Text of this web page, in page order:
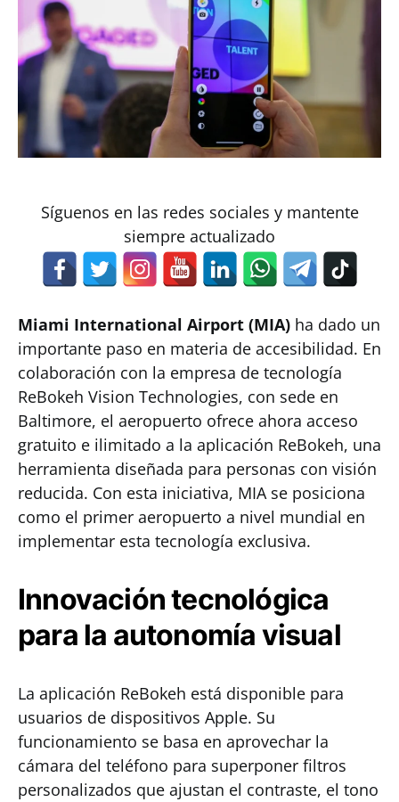
Síguenos en las redes sociales y mantente
siempre actualizado
Miami International Airport (MIA) ha dado un
importante paso en materia de accesibilidad. En
colaboración con la empresa de tecnología
ReBokeh Vision Technologies, con sede en
Baltimore, el aeropuerto ofrece ahora acceso
gratuito e ilimitado a la aplicación ReBokeh, una
herramienta diseñada para personas con visión
reducida. Con esta iniciativa, MIA se posiciona
como el primer aeropuerto a nivel mundial en
implementar esta tecnología exclusiva.
Innovación tecnológica
para la autonomía visual
La aplicación ReBokeh está disponible para
usuarios de dispositivos Apple. Su
funcionamiento se basa en aprovechar la
cámara del teléfono para superponer filtros
personalizados que ajustan el contraste, el tono